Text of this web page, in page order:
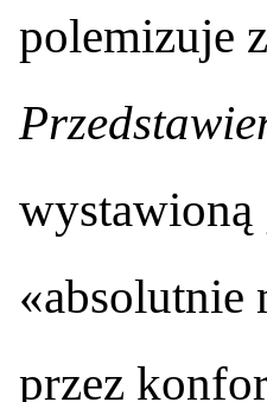
polemizuje
wystawioną
«absolutnie
przez